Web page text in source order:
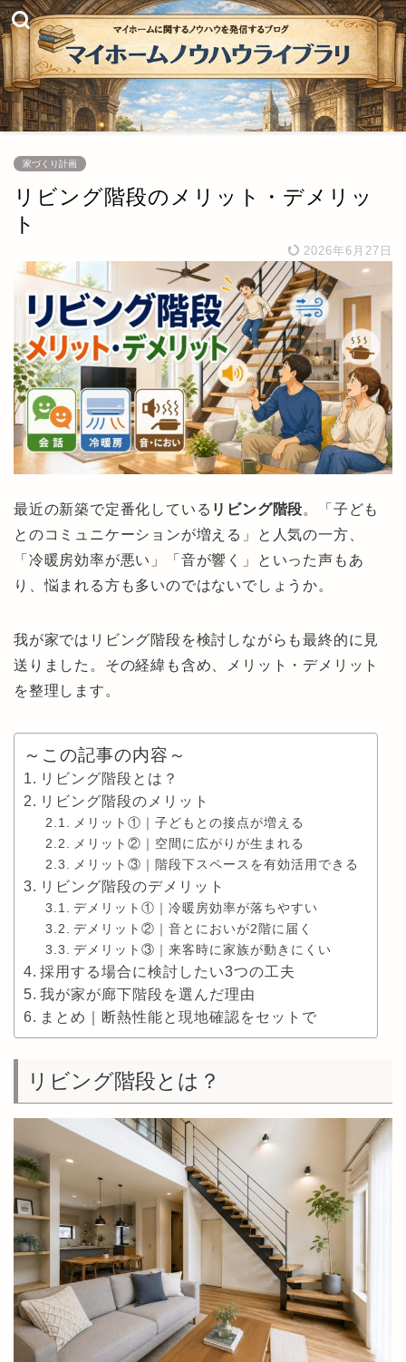
家づくり計画
リビング階段のメリット・デメリッ
ト
2026年6月27日
最近の新築で定番化している リビング階段。「子ども
とのコミュニケーションが増える」と人気の一方、
「冷暖房効率が悪い」「音が響く」といった声もあ
り、悩まれる方も多いのではないでしょうか。
我が家ではリビング階段を検討しながらも最終的に見
送りました。その経緯も含め、メリット・デメリット
を整理します。
～この記事の内容～
リビング階段とは？
リビング階段のメリット
メリット①｜子どもとの接点が増える
メリット②｜空間に広がりが生まれる
メリット③｜階段下スペースを有効活用できる
リビング階段のデメリット
デメリット①｜冷暖房効率が落ちやすい
デメリット②｜音とにおいが2階に届く
デメリット③｜来客時に家族が動きにくい
採用する場合に検討したい3つの工夫
我が家が廊下階段を選んだ理由
まとめ｜断熱性能と現地確認をセットで
リビング階段とは？